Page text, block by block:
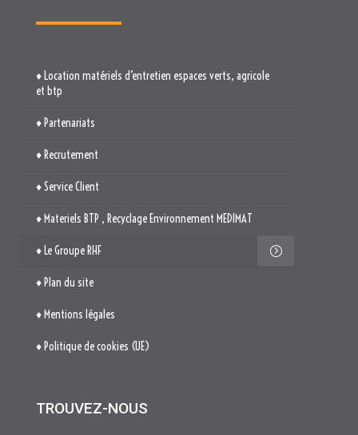
♦ Location matériels d’entretien espaces verts, agricole
et btp
♦ Partenariats
♦ Recrutement
♦ Service Client
♦ Materiels BTP , Recyclage Environnement MEDIMAT
♦ Le Groupe RHF
♦ Plan du site
♦ Mentions légales
♦ Politique de cookies (UE)
TROUVEZ-NOUS